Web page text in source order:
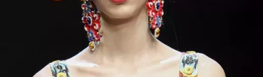
Přihlášením k newsletteru souhlasíte s
podmínkami společnosti BurdaMedia Extra s.r.o.
potvrzujete, že jste se seznámili seZásadami
ochrany soukromí - BurdaMedia Extra s.r.o. bude s
Vašimi údaji pracovat zejména k organizaci a